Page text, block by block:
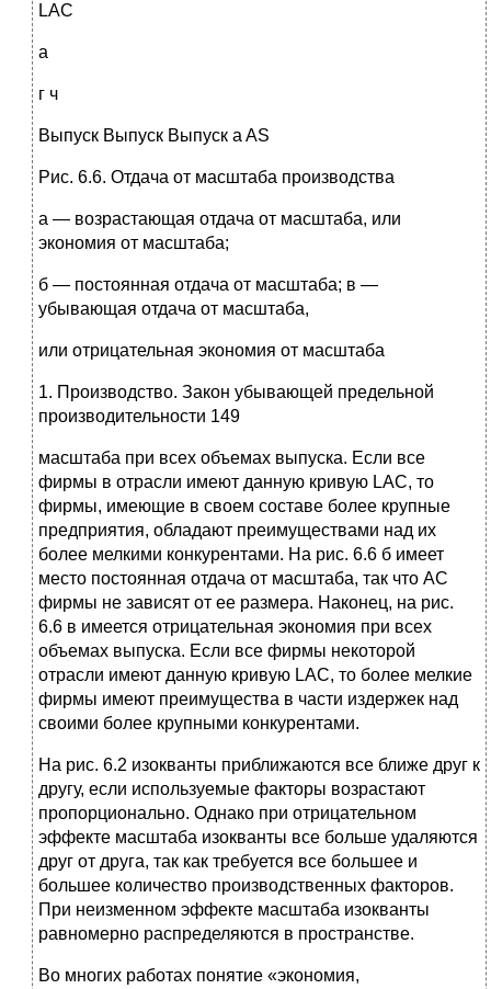
LAC
а
г ч
Выпуск Выпуск Выпуск a AS
Рис. 6.6. Отдача от масштаба производства
а — возрастающая отдача от масштаба, или
экономия от масштаба;
б — постоянная отдача от масштаба; в —
убывающая отдача от масштаба,
или отрицательная экономия от масштаба
1. Производство. Закон убывающей предельной
производительности 149
масштаба при всех объемах выпуска. Если все
фирмы в отрасли имеют данную кривую LAC, то
фирмы, имеющие в своем составе более крупные
предприятия, обладают преимуществами над их
более мелкими конкурентами. На рис. 6.6 б имеет
место постоянная отдача от масштаба, так что АС
фирмы не зависят от ее размера. Наконец, на рис.
6.6 в имеется отрицательная экономия при всех
объемах выпуска. Если все фирмы некоторой
отрасли имеют данную кривую LAC, то более мелкие
фирмы имеют преимущества в части издержек над
своими более крупными конкурентами.
На рис. 6.2 изокванты приближаются все ближе друг к
другу, если используемые факторы возрастают
пропорционально. Однако при отрицательном
эффекте масштаба изокванты все больше удаляются
друг от друга, так как требуется все большее и
большее количество производственных факторов.
При неизменном эффекте масштаба изокванты
равномерно распределяются в пространстве.
Во многих работах понятие «экономия,